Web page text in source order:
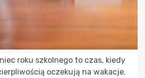
roku szkolnego to czas, kiedy
oczekują na wakacje.